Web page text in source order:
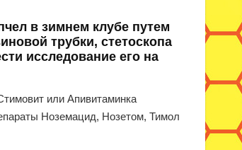
в зимнем клубе путем
трубки, стетоскопа
исследование его на
или Апивитаминка
Ноземацид, Нозетом, Тимол